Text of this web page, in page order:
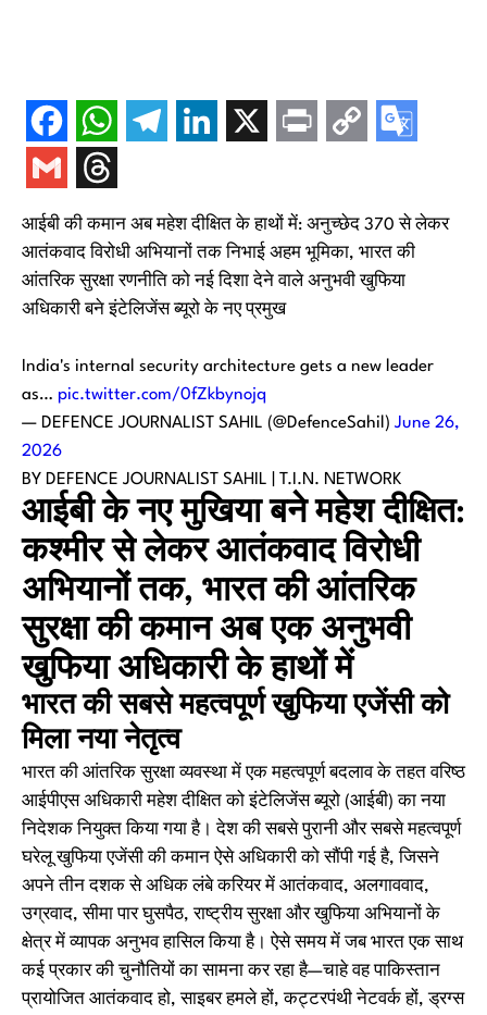
आईबी की कमान अब महेश दीक्षित के हाथों में: अनुच्छेद 370 से लेकर
आतंकवाद विरोधी अभियानों तक निभाई अहम भूमिका, भारत की
आंतरिक सुरक्षा रणनीति को नई दिशा देने वाले अनुभवी खुफिया
अधिकारी बने इंटेलिजेंस ब्यूरो के नए प्रमुख
India's internal security architecture gets a new leader
as… pic.twitter.com/0fZkbynojq
— DEFENCE JOURNALIST SAHIL (@DefenceSahil) June 26,
2026
BY DEFENCE JOURNALIST SAHIL | T.I.N. NETWORK
आईबी के नए मुखिया बने महेश दीक्षित:
कश्मीर से लेकर आतंकवाद विरोधी
अभियानों तक, भारत की आंतरिक
सुरक्षा की कमान अब एक अनुभवी
खुफिया अधिकारी के हाथों में
भारत की सबसे महत्वपूर्ण खुफिया एजेंसी को
मिला नया नेतृत्व
भारत की आंतरिक सुरक्षा व्यवस्था में एक महत्वपूर्ण बदलाव के तहत वरिष्ठ
आईपीएस अधिकारी महेश दीक्षित को इंटेलिजेंस ब्यूरो (आईबी) का नया
निदेशक नियुक्त किया गया है। देश की सबसे पुरानी और सबसे महत्वपूर्ण
घरेलू खुफिया एजेंसी की कमान ऐसे अधिकारी को सौंपी गई है, जिसने
अपने तीन दशक से अधिक लंबे करियर में आतंकवाद, अलगाववाद,
उग्रवाद, सीमा पार घुसपैठ, राष्ट्रीय सुरक्षा और खुफिया अभियानों के
क्षेत्र में व्यापक अनुभव हासिल किया है। ऐसे समय में जब भारत एक साथ
कई प्रकार की चुनौतियों का सामना कर रहा है—चाहे वह पाकिस्तान
प्रायोजित आतंकवाद हो, साइबर हमले हों, कट्टरपंथी नेटवर्क हों, ड्रग्स